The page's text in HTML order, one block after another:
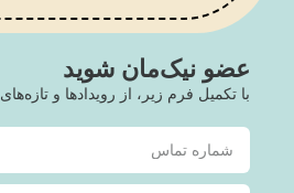
عضو نیک‌مان شوید
با تکمیل فرم زیر، از رویدادها و